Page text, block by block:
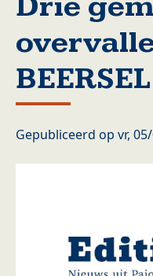
BEERSEL
Gepubliceerd op vr,